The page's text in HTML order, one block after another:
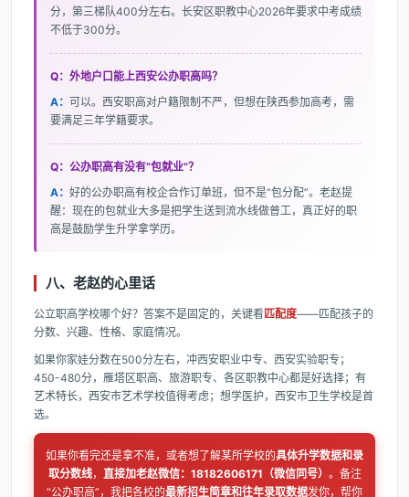
分，第三梯队400分左右。长安区职教中心2026年要求中考成绩
不低于300分。
Q：外地户口能上西安公办职高吗？
A： 可以。西安职高对户籍限制不严，但想在陕西参加高考，需
要满足三年学籍要求。
Q：公办职高有没有“包就业”？
A： 好的公办职高有校企合作订单班，但不是“包分配”。老赵提
醒：现在的包就业大多是把学生送到流水线做普工，真正好的职
高是鼓励学生升学拿学历。
八、老赵的心里话
公立职高学校哪个好？答案不是固定的，关键看匹配度——匹配孩子的
分数、兴趣、性格、家庭情况。
如果你家娃分数在500分左右，冲西安职业中专、西安实验职专；
450-480分，雁塔区职高、旅游职专、各区职教中心都是好选择；有
艺术特长，西安市艺术学校值得考虑；想学医护，西安市卫生学校是首
选。
如果你看完还是拿不准，或者想了解某所学校的具体升学数据和录
取分数线， 直接加老赵微信：18182606171（微信同号） 。备注
“公办职高”，我把各校的最新招生简章和往年录取数据发你，帮你